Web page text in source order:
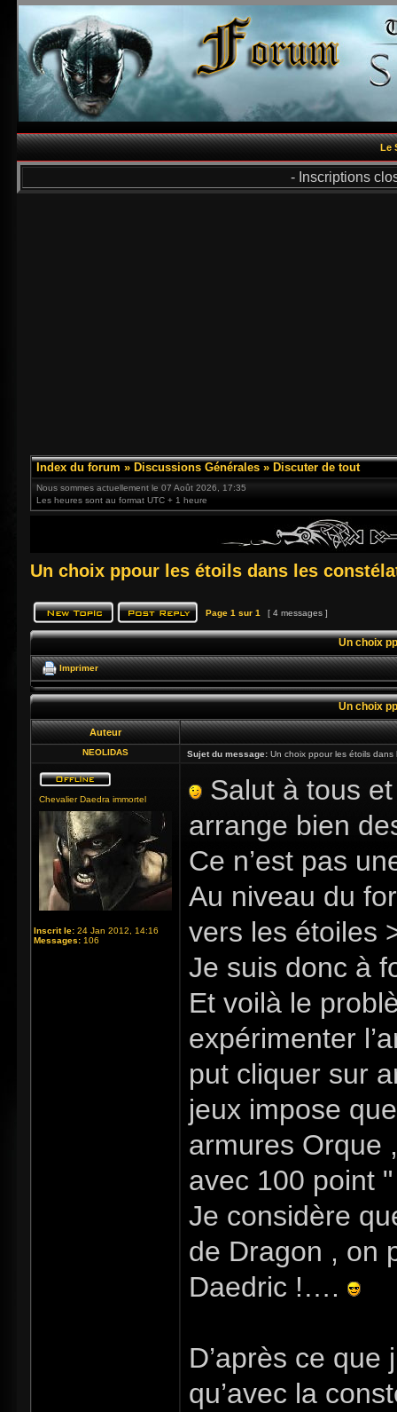
Le
- Inscriptions
Index du forum » Discussions Générales » Discuter de tout
Nous sommes actuellement le 07 Août 2026, 17:35
Les heures sont au format UTC + 1 heure
Un choix ppour les étoils dans les
Page 1 sur 1 [ 4 messages ]
Un choix
Imprimer
Un choix
Auteur
NEOLIDAS Sujet du message: Un choix ppour les étoils dans
Chevalier Daedra immortel
Inscrit le: 24 Jan 2012, 14:16
Messages: 106
Salut à tous
arrange bien
Ce n’est pas
Au niveau du
vers les étoiles
Je suis donc à
Et voilà le
expérimenter
put cliquer sur
jeux impose
armures Orque
avec 100 point
Je considère
de Dragon , on
Daedric !….
D’après ce que
qu’avec la